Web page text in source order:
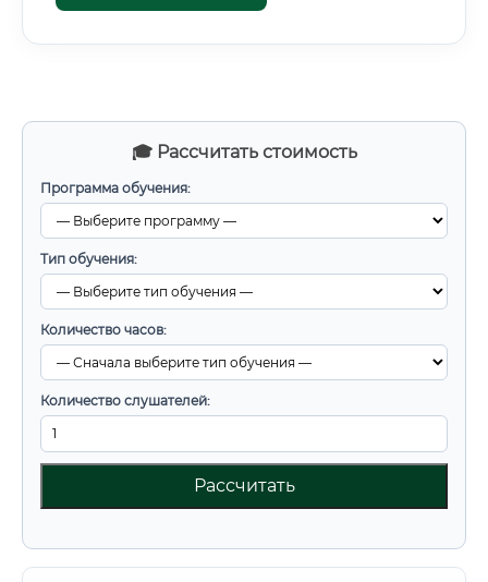
🎓 Рассчитать стоимость
Программа обучения:
Тип обучения:
Количество часов:
Количество слушателей:
Рассчитать